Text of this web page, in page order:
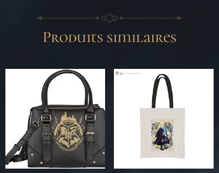
Produits similaires